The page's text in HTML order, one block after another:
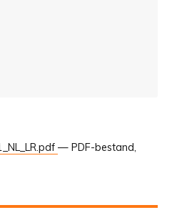
— PDF-bestand,